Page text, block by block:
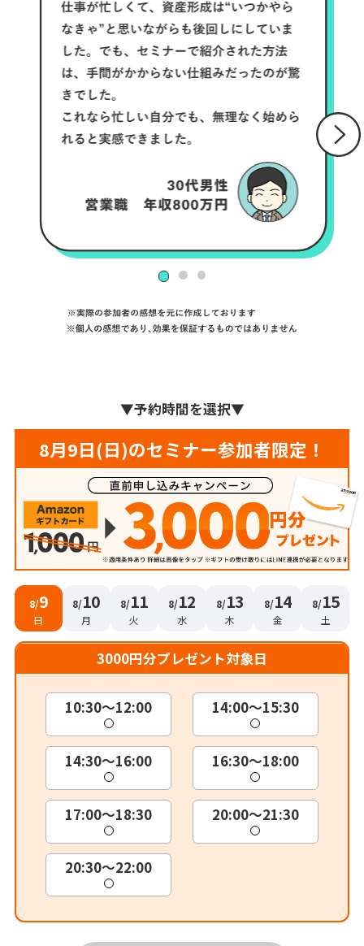
▼予約時間を選択▼
8月9日(日)のセミナー参加者限定！
8/9
日
8/10
月
8/11
火
8/12
水
8/13
木
8/14
金
8/15
土
3000円分プレゼント対象日
10:30～12:00 14:00～15:30
14:30～16:00 16:30～18:00
17:00～18:30 20:00～21:30
20:30～22:00